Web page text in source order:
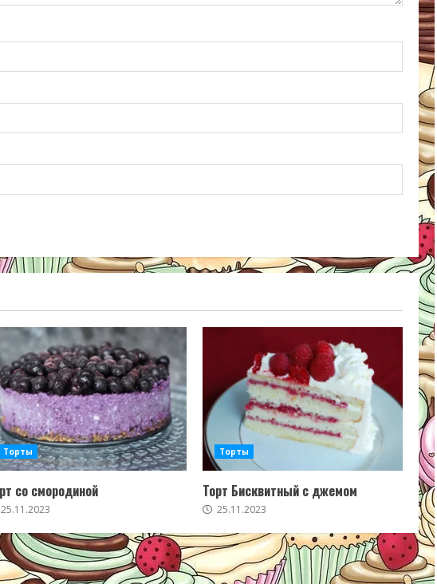
Торты
со смородиной
25.11.2023
Торты
Торт Бисквитный с джемом
25.11.2023